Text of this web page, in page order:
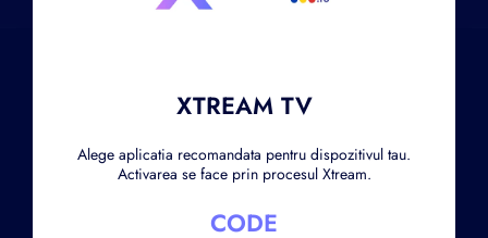
XTREAM TV
Alege aplicatia recomandata pentru dispozitivul tau.
Activarea se face prin procesul Xtream.
CODE